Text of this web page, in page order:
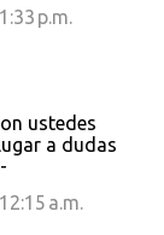
p.m.
ustedes
a dudas
a.m.